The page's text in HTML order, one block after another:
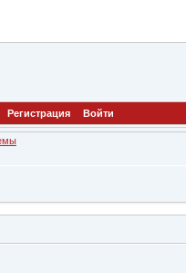
Регистрация Войти